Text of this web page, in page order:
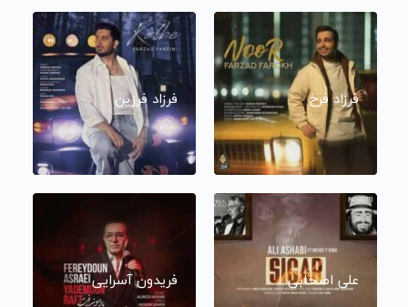
فرزاد فرخ فرزاد فرزین
علی اصحابی فریدون آسرایی